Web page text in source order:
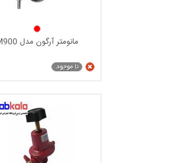
مانومتر آرگون مدل M900